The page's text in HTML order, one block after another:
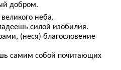
добром.
неба.
силой изобилия.
(неся) благословение
самим собой почитающих